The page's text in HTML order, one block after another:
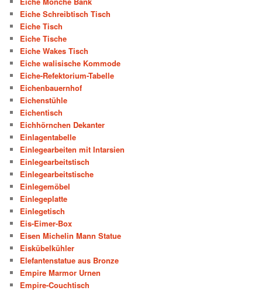
Eiche Schreibtisch Tisch
Eiche Tisch
Eiche Tische
Eiche Wakes Tisch
Eiche walisische Kommode
Eiche-Refektorium-Tabelle
Eichenbauernhof
Eichenstühle
Eichentisch
Eichhörnchen Dekanter
Einlagentabelle
Einlegearbeiten mit Intarsien
Einlegearbeitstisch
Einlegearbeitstische
Einlegemöbel
Einlegeplatte
Einlegetisch
Eis-Eimer-Box
Eisen Michelin Mann Statue
Eiskübelkühler
Elefantenstatue aus Bronze
Empire Marmor Urnen
Empire-Couchtisch